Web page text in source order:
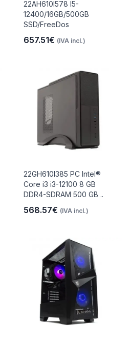
22AH610I578 I5-
12400/16GB/500GB
SSD/FreeDos
657.51€ (IVA incl.)
22GH610I385 PC Intel®
Core i3 i3-12100 8 GB
DDR4-SDRAM 500 GB ..
568.57€ (IVA incl.)